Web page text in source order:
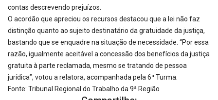
contas descrevendo prejuízos.
O acordão que apreciou os recursos destacou que a lei não faz
distinção quanto ao sujeito destinatário da gratuidade da justiça,
bastando que se enquadre na situação de necessidade. “Por essa
razão, igualmente aceitável a concessão dos benefícios da justiça
gratuita à parte reclamada, mesmo se tratando de pessoa
jurídica”, votou a relatora, acompanhada pela 6ª Turma.
Fonte: Tribunal Regional do Trabalho da 9ª Região